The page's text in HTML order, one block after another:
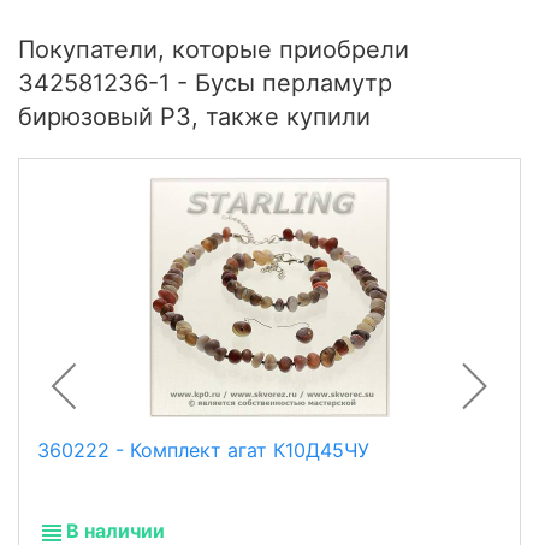
Покупатели, которые приобрели
342581236-1 - Бусы перламутр
бирюзовый РЗ, также купили
360222 - Комплект агат К10Д45ЧУ
В наличии